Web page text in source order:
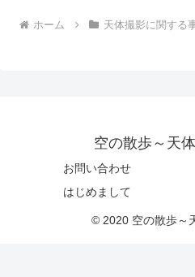
ホーム 天体撮影に関する
空の散歩～天
お問い合わせ
はじめまして
© 2020 空の散歩～